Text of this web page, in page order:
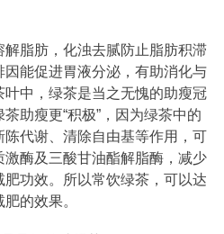
脂肪，化浊去腻防止脂肪积滞
能促进胃液分泌，有助消化与
中，绿茶是当之无愧的助瘦冠
助瘦更“积极”，因为绿茶中的
陈代谢、清除自由基等作用，可
激酶及三酸甘油酯解脂酶，减少
肥功效。所以常饮绿茶，可以达
的效果。